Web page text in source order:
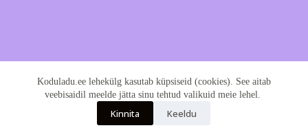
Koduladu.ee lehekülg kasutab küpsiseid (cookies). See aitab
veebisaidil meelde jätta sinu tehtud valikuid meie lehel.
Kinnita Keeldu